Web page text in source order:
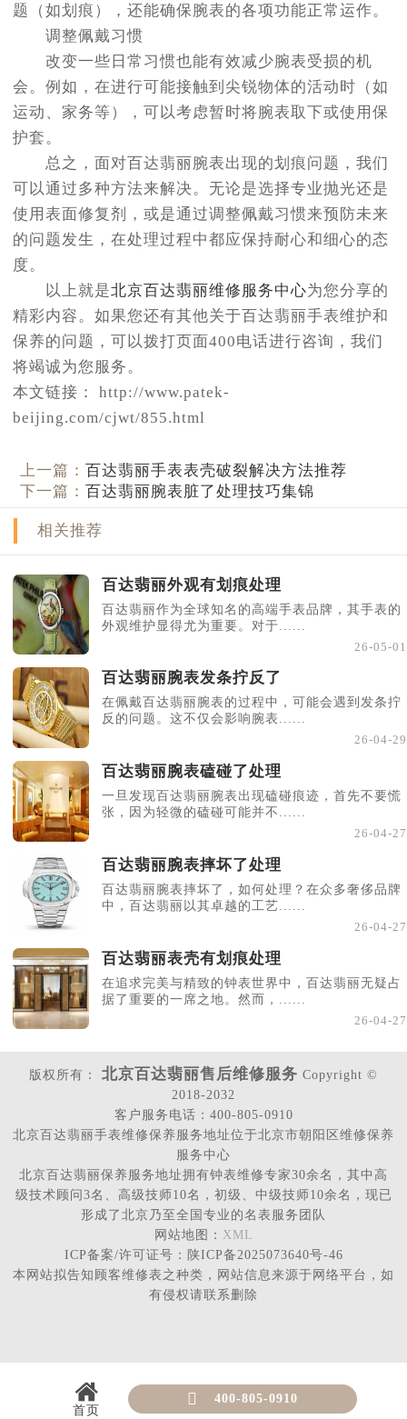
题（如划痕），还能确保腕表的各项功能正常运作。
调整佩戴习惯
改变一些日常习惯也能有效减少腕表受损的机
会。例如，在进行可能接触到尖锐物体的活动时（如
运动、家务等），可以考虑暂时将腕表取下或使用保
护套。
总之，面对百达翡丽腕表出现的划痕问题，我们
可以通过多种方法来解决。无论是选择专业抛光还是
使用表面修复剂，或是通过调整佩戴习惯来预防未来
的问题发生，在处理过程中都应保持耐心和细心的态
度。
以上就是北京百达翡丽维修服务中心为您分享的
精彩内容。如果您还有其他关于百达翡丽手表维护和
保养的问题，可以拨打页面400电话进行咨询，我们
将竭诚为您服务。
本文链接： http://www.patek-
beijing.com/cjwt/855.html
上一篇：百达翡丽手表表壳破裂解决方法推荐
下一篇：百达翡丽腕表脏了处理技巧集锦
相关推荐
百达翡丽外观有划痕处理
百达翡丽作为全球知名的高端手表品牌，其手表的
外观维护显得尤为重要。对于......
26-05-01
百达翡丽腕表发条拧反了
在佩戴百达翡丽腕表的过程中，可能会遇到发条拧
反的问题。这不仅会影响腕表......
26-04-29
百达翡丽腕表磕碰了处理
一旦发现百达翡丽腕表出现磕碰痕迹，首先不要慌
张，因为轻微的磕碰可能并不......
26-04-27
百达翡丽腕表摔坏了处理
百达翡丽腕表摔坏了，如何处理？在众多奢侈品牌
中，百达翡丽以其卓越的工艺......
26-04-27
百达翡丽表壳有划痕处理
在追求完美与精致的钟表世界中，百达翡丽无疑占
据了重要的一席之地。然而，......
26-04-27
版权所有： 北京百达翡丽售后维修服务 Copyright ©
2018-2032
客户服务电话：400-805-0910
北京百达翡丽手表维修保养服务地址位于北京市朝阳区维修保养
服务中心
北京百达翡丽保养服务地址拥有钟表维修专家30余名，其中高
级技术顾问3名、高级技师10名，初级、中级技师10余名，现已
形成了北京乃至全国专业的名表服务团队
网站地图： XML
ICP备案/许可证号：陕ICP备2025073640号-46
本网站拟告知顾客维修表之种类，网站信息来源于网络平台，如
有侵权请联系删除
首页
 400-805-0910